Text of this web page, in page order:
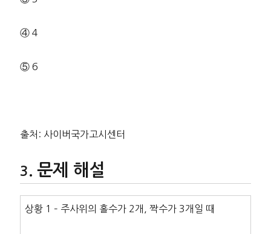
④ 4
⑤ 6
출처: 사이버국가고시센터
문제 해설
상황 1 – 주사위의 홀수가 2개, 짝수가 3개일 때